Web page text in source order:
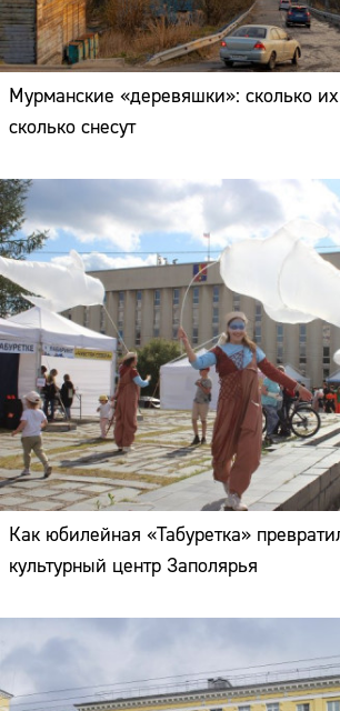
Мурманские «деревяшки»: сколько
сколько снесут
Как юбилейная «Табуретка»
культурный центр Заполярья